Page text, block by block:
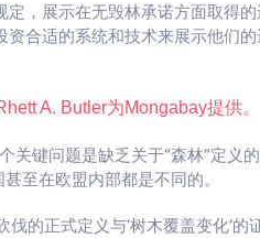
，展示在无毁林承诺方面取得
合适的系统和技术来展示他们的
A. Butler为Mongabay提供。
关键问题是缺乏关于“森林”定义
至在欧盟内部都是不同的。
的正式定义与‘树木覆盖变化’